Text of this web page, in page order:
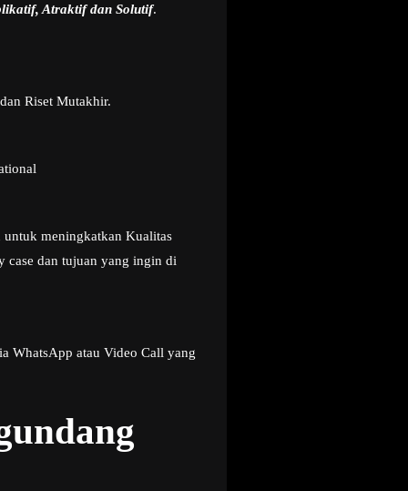
Atraktif dan Solutif.
Riset Mutakhir.
meningkatkan Kualitas
case dan tujuan yang ingin di
WhatsApp atau Video Call yang